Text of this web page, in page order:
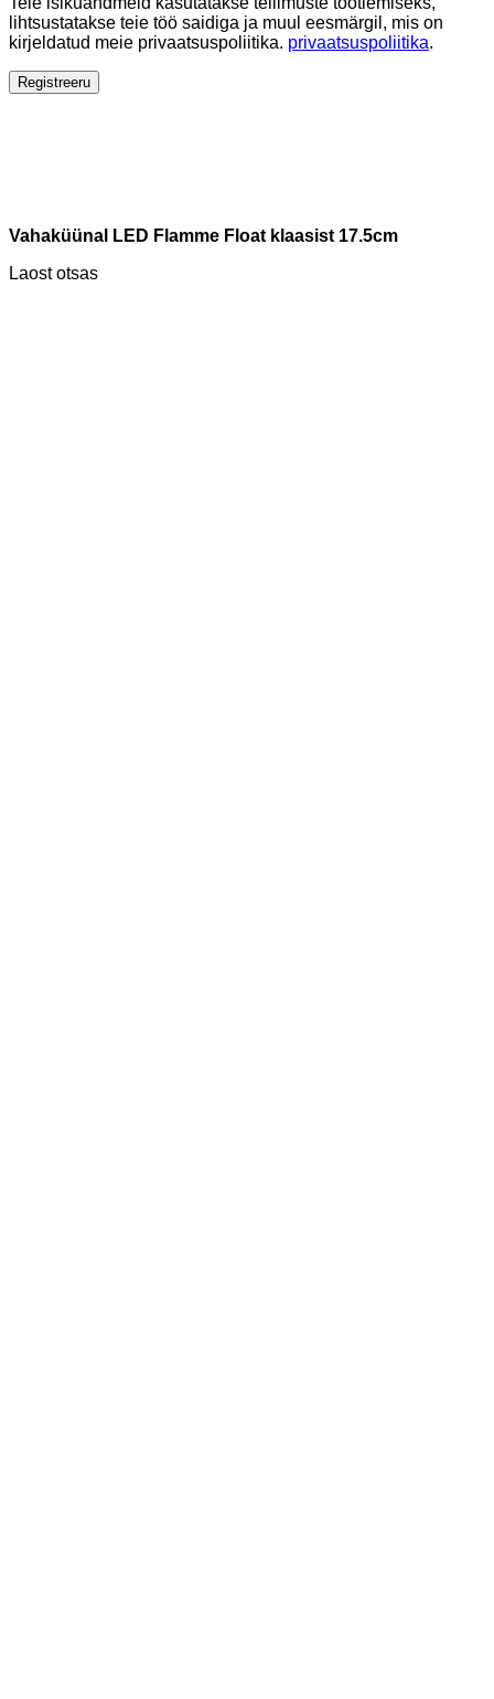
lihtsustatakse teie töö saidiga ja muul eesmärgil, mis on
kirjeldatud meie privaatsuspoliitika. privaatsuspoliitika.
Registreeru
Vahaküünal LED Flamme Float klaasist 17.5cm
Laost otsas